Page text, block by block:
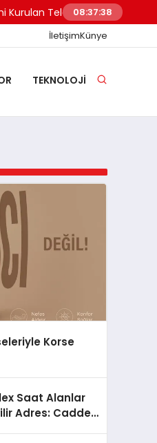
Telegram Grupları Nasıl
08:37:39
İletişimKünye
TEKNOLOJI
Korse
Saat Alanlar
Adres: Cadde